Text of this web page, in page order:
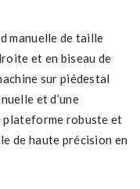
manuelle de taille
et en biseau de
sur piédestal
et d’une
plateforme robuste et
de haute précision en